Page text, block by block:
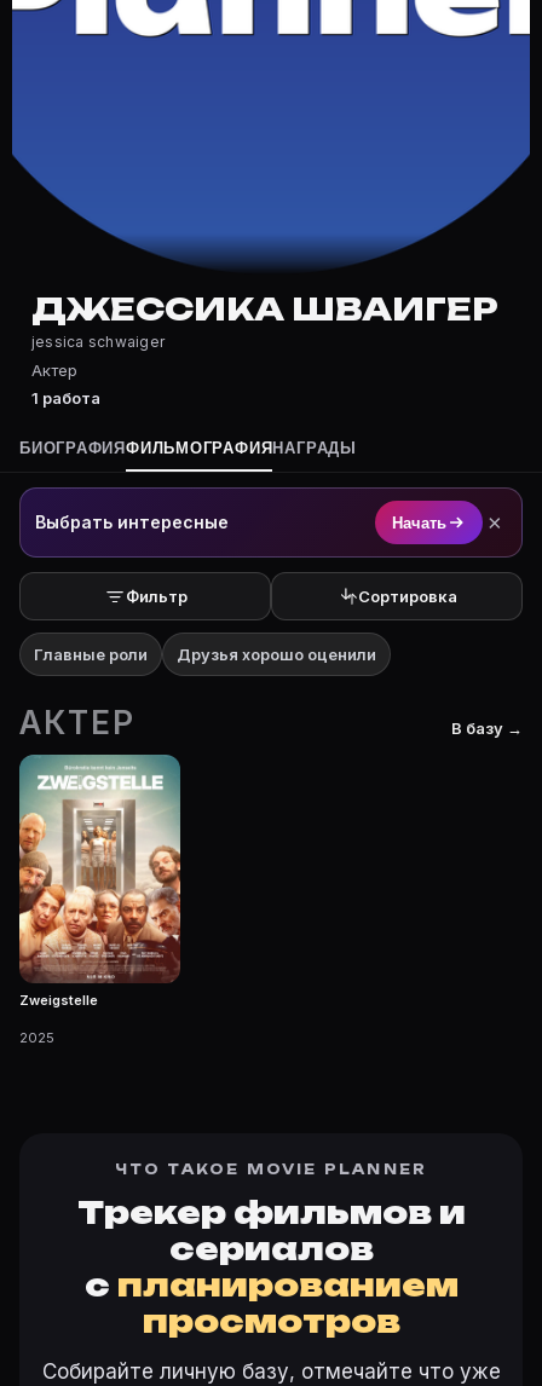
Частые вопросы о Джессика
Полный список — на Movie Planner: https://movie-
Кто такой(ая) Джессика Шваигер?
Джессика Шваигер — Актриса. Биография и роли
Где открыть фильмографию Джессика Шваигер?
На Movie Planner: https://movie-planner.ru/s/
ДЖЕССИКА ШВАИГЕР
jessica schwaiger
Актер
1 работа
БИОГРАФИЯФИЛЬМОГРАФИЯ НАГРАДЫ
Выбрать интересные Начать ×
Фильтр Сортировка
Главные роли Друзья хорошо оценили
АКТЕР В базу →
Zweigstelle
2025
ЧТО ТАКОЕ MOVIE PLANNER
Трекер фильмов и
сериалов
с планированием
просмотров
Собирайте личную базу, отмечайте что уже